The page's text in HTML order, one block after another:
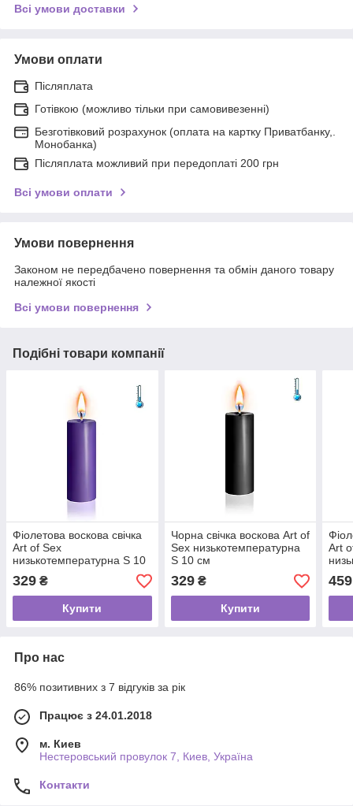
Всі умови доставки
Умови оплати
Післяплата
Готівкою (можливо тільки при самовивезенні)
Безготівковий розрахунок (оплата на картку Приватбанку,.
Монобанка)
Післяплата можливий при передоплаті 200 грн
Всі умови оплати
Умови повернення
Законом не передбачено повернення та обмін даного товару
належної якості
Всі умови повернення
Подібні товари компанії
Фіолетова воскова свічка
Art of Sex
низькотемпературна S 10
см
329 ₴
Купити
Чорна свічка воскова Art of
Sex низькотемпературна
S 10 см
329₴
Купити
Art
459
Про нас
86% позитивних з 7 відгуків за рік
Працює з 24.01.2018
м. Киев
Нестеровський провулок 7, Киев, Україна
Контакти